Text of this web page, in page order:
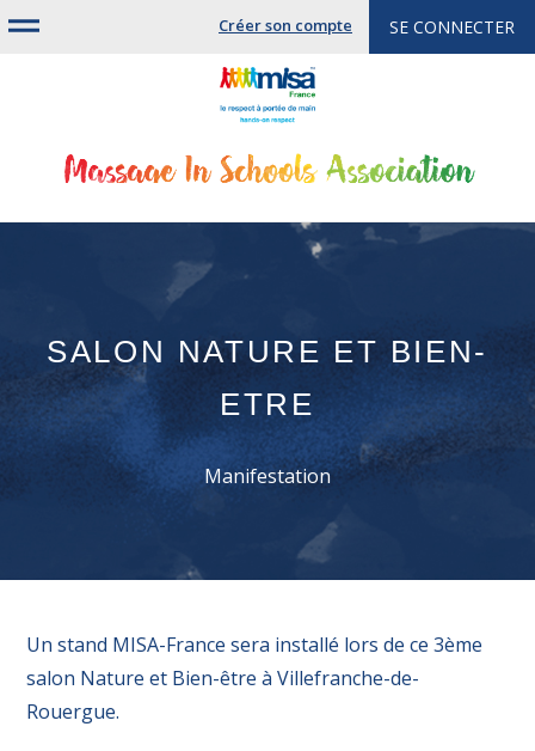
Jump
Créer son compte SE CONNECTER
SALON NATURE ET BIEN-
ETRE
Manifestation
Un stand MISA-France sera installé lors de ce 3ème
salon Nature et Bien-être à Villefranche-de-
Rouergue.